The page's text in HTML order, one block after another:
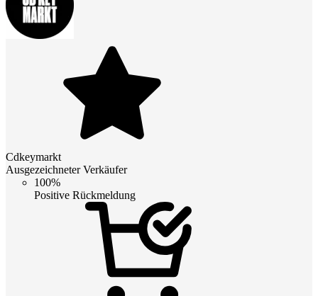
Cdkeymarkt
Ausgezeichneter Verkäufer
100%
Positive Rückmeldung